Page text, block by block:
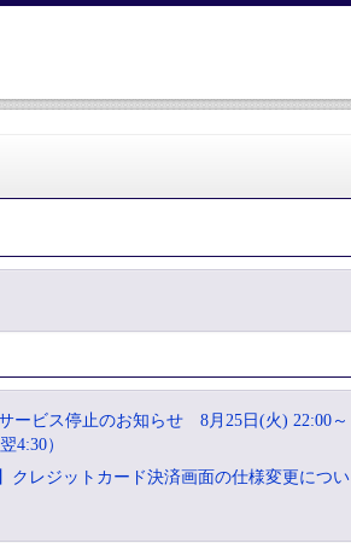
ービス停止のお知らせ 8月25日(火) 22:00～
4:30）
クレジットカード決済画面の仕様変更につい